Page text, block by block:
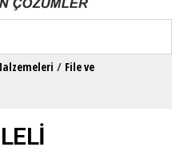
/ File ve